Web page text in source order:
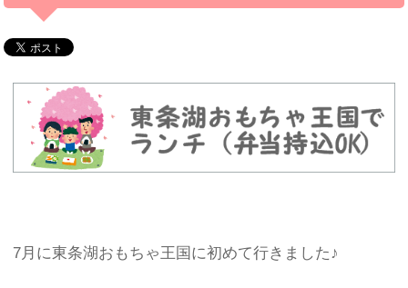
7月に東条湖おもちゃ王国に初めて行きました♪